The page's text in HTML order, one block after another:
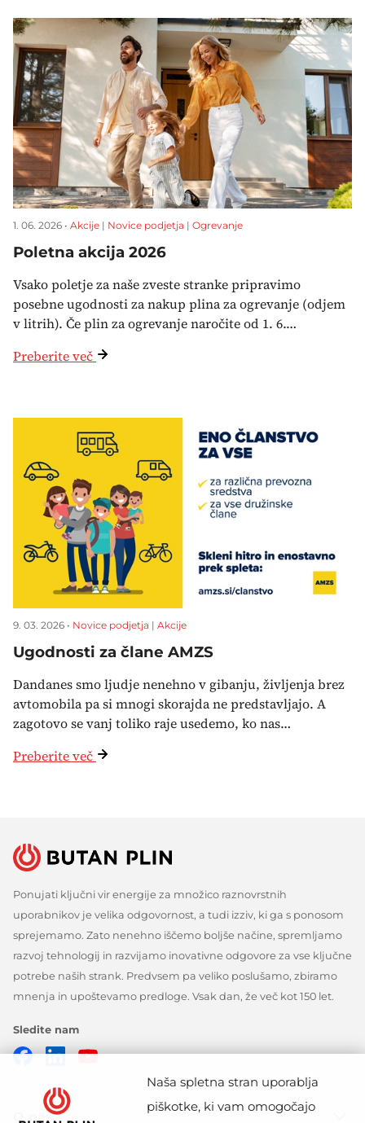
Naša spletna stran uporablja
piškotke, ki vam omogočajo
1. 06. 2026 • Akcije | Novice podjetja | Ogrevanje
Poletna akcija 2026
Vsako poletje za naše zveste stranke pripravimo
posebne ugodnosti za nakup plina za ogrevanje (odjem
v litrih). Če plin za ogrevanje naročite od 1. 6.…
Preberite več
9. 03. 2026 • Novice podjetja | Akcije
Ugodnosti za člane AMZS
Dandanes smo ljudje nenehno v gibanju, življenja brez
avtomobila pa si mnogi skorajda ne predstavljajo. A
zagotovo se vanj toliko raje usedemo, ko nas…
Preberite več
Ponujati ključni vir energije za množico raznovrstnih
uporabnikov je velika odgovornost, a tudi izziv, ki ga s ponosom
sprejemamo. Zato nenehno iščemo boljše načine, spremljamo
razvoj tehnologij in razvijamo inovativne odgovore za vse ključne
potrebe naših strank. Predvsem pa veliko poslušamo, zbiramo
mnenja in upoštevamo predloge. Vsak dan, že več kot 150 let.
Sledite nam
Facebook
LinkedinYoutube
O nas